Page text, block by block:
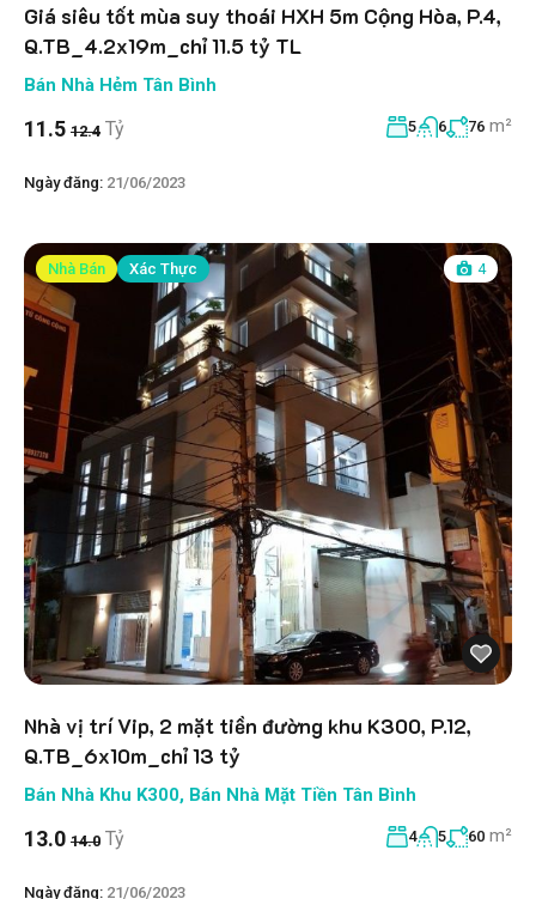
Giá siêu tốt mùa suy thoái HXH 5m Cộng Hòa, P.4,
Q.TB_4.2x19m_chỉ 11.5 tỷ TL
Bán Nhà Hẻm Tân Bình
11.5 12.4 Tỷ 5 6 76 m²
Ngày đăng: 21/06/2023
Nhà Bán Xác Thực 4
Nhà vị trí Vip, 2 mặt tiền đường khu K300, P.12,
Q.TB_6x10m_chỉ 13 tỷ
Bán Nhà Khu K300, Bán Nhà Mặt Tiền Tân Bình
13.0 14.0 Tỷ 4 5 60 m²
Ngày đăng: 21/06/2023